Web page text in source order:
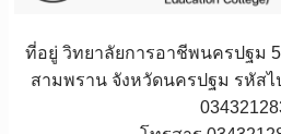
ที่อยู่ วิทยาลัยการอาชีพนครปฐม
สามพราน จังหวัดนครปฐม รหัส